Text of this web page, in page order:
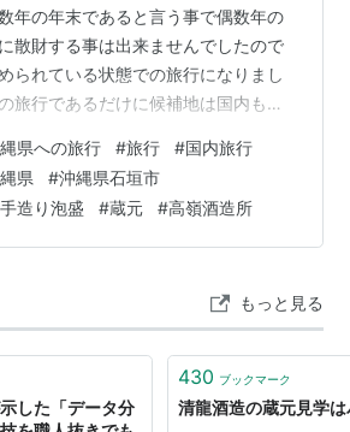
年の年末であると言う事で偶数年の
散財する事は出来ませんでしたので
られている状態での旅行になりまし
旅行であるだけに候補地は国内も海
けたいと思って複数の候補地から航
した。 往路と復路の航空券の料金の
が2025年12月25日の出発で12月29
日程の面では4泊5日の旅程の内容に
出掛ける事にしまし…
県への旅行 #旅行 #国内旅行
県 #沖縄県石垣市
手造り泡盛 #蔵元 #高嶺酒造所
もっと見る
した「データ分
430 ブックマーク
清龍酒造の蔵元見学